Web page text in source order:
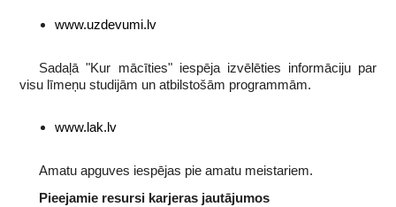
www.uzdevumi.lv
Sadaļā "Kur mācīties" iespēja izvēlēties informāciju par
visu līmeņu studijām un atbilstošām programmām.
www.lak.lv
Amatu apguves iespējas pie amatu meistariem.
Pieejamie resursi karjeras jautājumos